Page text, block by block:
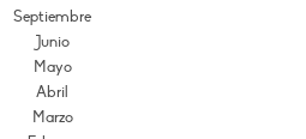
Septiembre
Junio
Mayo
Abril
Marzo